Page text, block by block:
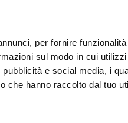
per fornire
sul modo in cui
e social media, i
che hanno raccolto dal tuo
zu finden.